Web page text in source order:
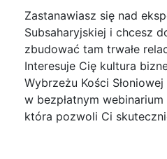
Zastanawiasz się nad
Subsaharyjskiej i chcesz
zbudować tam trwałe
Interesuje Cię kultura
Wybrzeżu Kości
w bezpłatnym
która pozwoli Ci